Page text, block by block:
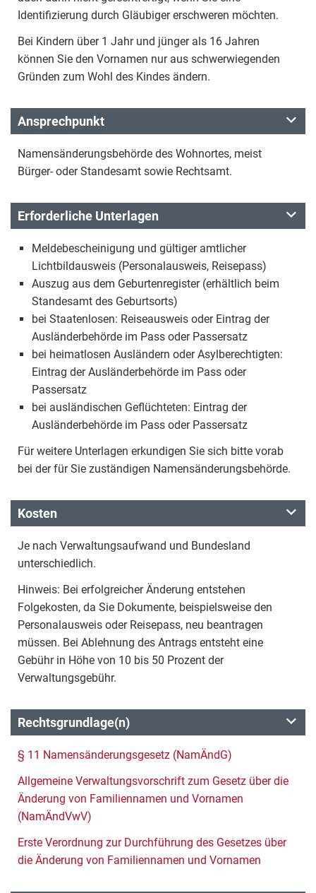
Identifizierung durch Gläubiger erschweren möchten.
Bei Kindern über 1 Jahr und jünger als 16 Jahren
können Sie den Vornamen nur aus schwerwiegenden
Gründen zum Wohl des Kindes ändern.
Ansprechpunkt
Namensänderungsbehörde des Wohnortes, meist
Bürger- oder Standesamt sowie Rechtsamt.
Erforderliche Unterlagen
Meldebescheinigung und gültiger amtlicher
Lichtbildausweis (Personalausweis, Reisepass)
Auszug aus dem Geburtenregister (erhältlich beim
Standesamt des Geburtsorts)
bei Staatenlosen: Reiseausweis oder Eintrag der
Ausländerbehörde im Pass oder Passersatz
bei heimatlosen Ausländern oder Asylberechtigten:
Eintrag der Ausländerbehörde im Pass oder
Passersatz
bei ausländischen Geflüchteten: Eintrag der
Ausländerbehörde im Pass oder Passersatz
Für weitere Unterlagen erkundigen Sie sich bitte vorab
bei der für Sie zuständigen Namensänderungsbehörde.
Kosten
Je nach Verwaltungsaufwand und Bundesland
unterschiedlich.
Hinweis: Bei erfolgreicher Änderung entstehen
Folgekosten, da Sie Dokumente, beispielsweise den
Personalausweis oder Reisepass, neu beantragen
müssen. Bei Ablehnung des Antrags entsteht eine
Gebühr in Höhe von 10 bis 50 Prozent der
Verwaltungsgebühr.
Rechtsgrundlage(n)
§ 11 Namensänderungsgesetz (NamÄndG)
Allgemeine Verwaltungsvorschrift zum Gesetz über die
Änderung von Familiennamen und Vornamen
(NamÄndVwV)
Erste Verordnung zur Durchführung des Gesetzes über
die Änderung von Familiennamen und Vornamen